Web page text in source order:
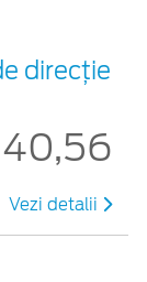
direcţie
Vezi detalii